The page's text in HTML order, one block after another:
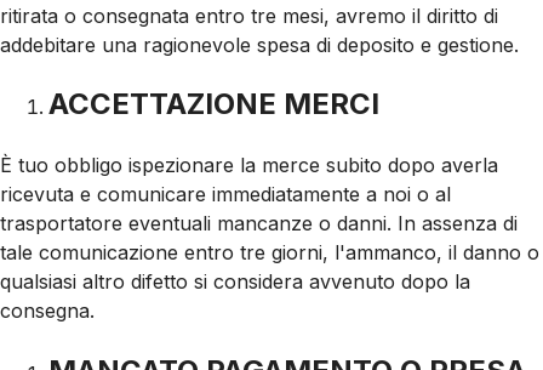
ritirata o consegnata entro tre mesi, avremo il diritto di
addebitare una ragionevole spesa di deposito e gestione.
ACCETTAZIONE MERCI
È tuo obbligo ispezionare la merce subito dopo averla
ricevuta e comunicare immediatamente a noi o al
trasportatore eventuali mancanze o danni. In assenza di
tale comunicazione entro tre giorni, l'ammanco, il danno o
qualsiasi altro difetto si considera avvenuto dopo la
consegna.